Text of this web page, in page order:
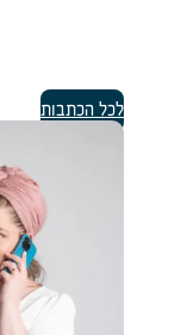
לכל הכתבות